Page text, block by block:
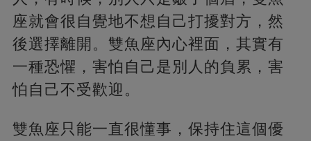
座就會很自覺地不想自己打擾對方，然
後選擇離開。雙魚座內心裡面，其實有
一種恐懼，害怕自己是別人的負累，害
怕自己不受歡迎。
雙魚座只能一直很懂事，保持住這個優